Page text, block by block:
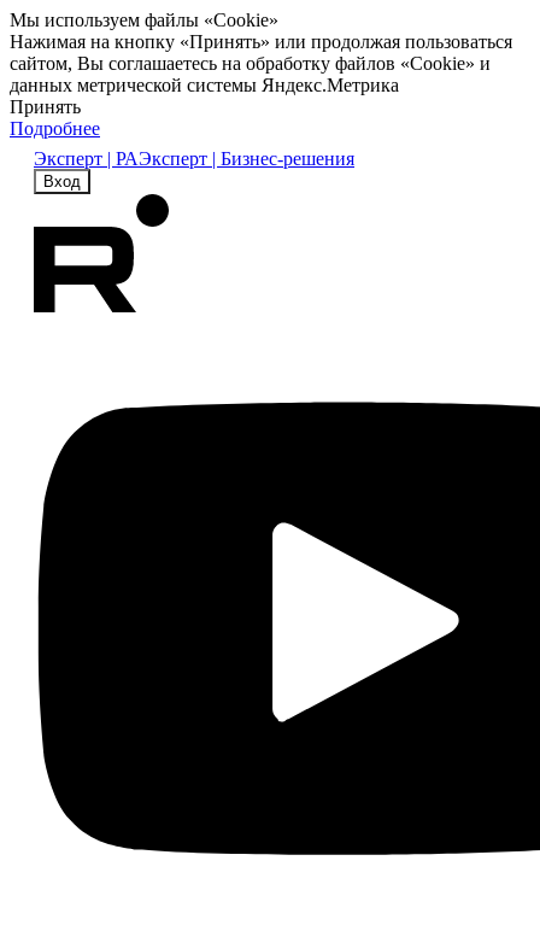
Мы используем файлы «Cookie»
Нажимая на кнопку «Принять» или продолжая пользоваться
сайтом, Вы соглашаетесь на обработку файлов «Cookie» и
данных метрической системы Яндекс.Метрика
Принять
Подробнее
Эксперт | РАЭксперт | Бизнес-решения
Вход